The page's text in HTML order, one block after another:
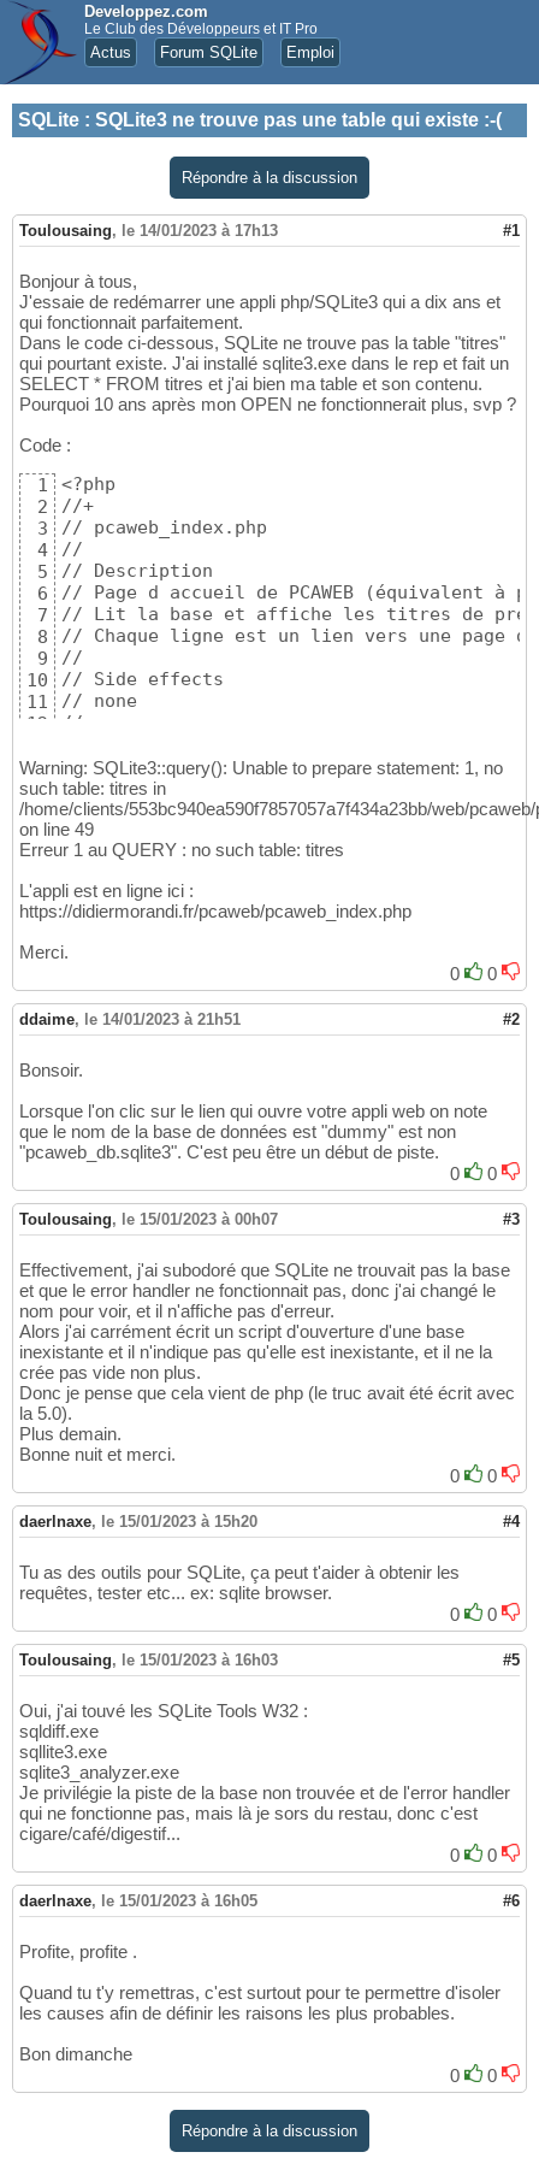
Developpez.com
Le Club des Développeurs et IT Pro
Actus Forum SQLite Emploi
SQLite : SQLite3 ne trouve pas une table qui existe :-(
Répondre à la discussion
Toulousaing, le 14/01/2023 à 17h13 #1
Bonjour à tous,
J'essaie de redémarrer une appli php/SQLite3 qui a dix ans et
qui fonctionnait parfaitement.
Dans le code ci-dessous, SQLite ne trouve pas la table "titres"
qui pourtant existe. J'ai installé sqlite3.exe dans le rep et fait un
SELECT * FROM titres et j'ai bien ma table et son contenu.
Pourquoi 10 ans après mon OPEN ne fonctionnerait plus, svp ?
Code :
1
2
3
4
5
6
7
8
9
10
11
12
14
15
16
17
18
20
21
22
23
25
26
28
30
31
32
34
35
37
38
39
40
41
42
43
44
45
46
48
49
51
52
54
55
56
<?php
//+
// pcaweb_index.php
//
// Description
// Page d accueil de PCAWEB
(équivalent à
// Lit la base et affiche les titres de
// Chaque ligne est un lien vers une page
//
// Side effects
// none
//
// v1.0-0 19-fev-2013 DMo création à partir
// v1.1- 0
//-
// Contrôle de la disponibilité de SQLite
echo
// activation de l error login php
sauf
echo '<p align="right"><font face="Verdana"
echo '[<a
echo '[<a
'[<a
echo '</font></p><center>';
$dbname = "pcaweb_db.sqlite3";
$base = new SQLite3($dbname, 0666 )
if
(!$base)
{
	$errorNr   = $base->lastErrorCode
	$errorText = $base->lastErrorMsg
	echo
"Erreur $errorNr à l'ouverture
}
// lecture de la
des titres et sous-
$query = "SELECT numero, textUsed, texte
$result = $base->query
{
	$errorText = $base->lastErrorMsg
	$errorNr   = $base->lastErrorCode
()
	echo
"Erreur $errorNr au QUERY :
	exit
(1)
}
Warning: SQLite3::query(): Unable to prepare statement: 1, no
such table: titres in
/home/clients/553bc940ea590f7857057a7f434a23bb/web/
on line 49
Erreur 1 au QUERY : no such table: titres
L'appli est en ligne ici :
https://didiermorandi.fr/pcaweb/pcaweb_index.php
Merci.
0
0
ddaime, le 14/01/2023 à 21h51 #2
Bonsoir.
Lorsque l'on clic sur le lien qui ouvre votre appli web on note
que le nom de la base de données est "dummy" est non
"pcaweb_db.sqlite3". C'est peu être un début de piste.
0
0
Toulousaing, le 15/01/2023 à 00h07 #3
Effectivement, j'ai subodoré que SQLite ne trouvait pas la base
et que le error handler ne fonctionnait pas, donc j'ai changé le
nom pour voir, et il n'affiche pas d'erreur.
Alors j'ai carrément écrit un script d'ouverture d'une base
inexistante et il n'indique pas qu'elle est inexistante, et il ne la
crée pas vide non plus.
Donc je pense que cela vient de php (le truc avait été écrit avec
la 5.0).
Plus demain.
Bonne nuit et merci.
0
0
daerlnaxe, le 15/01/2023 à 15h20 #4
Tu as des outils pour SQLite, ça peut t'aider à obtenir les
requêtes, tester etc... ex: sqlite browser.
0
0
Toulousaing, le 15/01/2023 à 16h03 #5
Oui, j'ai touvé les SQLite Tools W32 :
sqldiff.exe
sqllite3.exe
sqlite3_analyzer.exe
Je privilégie la piste de la base non trouvée et de l'error handler
qui ne fonctionne pas, mais là je sors du restau, donc c'est
cigare/café/digestif...
0
0
daerlnaxe, le 15/01/2023 à 16h05 #6
Profite, profite .
Quand tu t'y remettras, c'est surtout pour te permettre d'isoler
les causes afin de définir les raisons les plus probables.
Bon dimanche
0
0
Répondre à la discussion